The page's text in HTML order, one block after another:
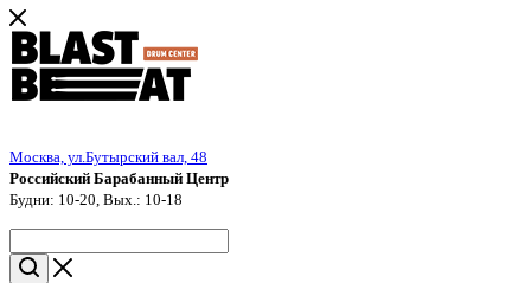
Москва, ул.Бутырский вал, 48
Российский Барабанный Центр
Будни: 10-20, Вых.: 10-18